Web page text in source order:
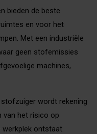
bieden de beste
en voor het
Met een industriële
geen stofemissies
machines,
wordt rekening
van het risico op
werkplek ontstaat.